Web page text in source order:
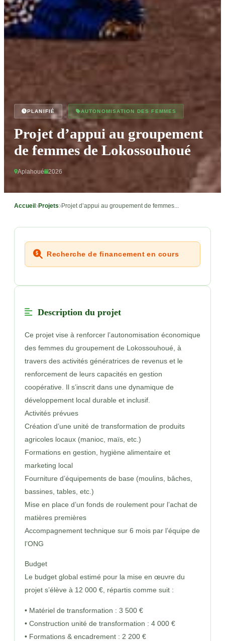
PLANIFIÉ AUTONOMISATION DES FEMMES
Projet d’appui au groupement
de femmes de Lokossouhoué
Aplahoué 2026
Accueil Projets Projet d’appui au groupement de femmes...
Recherche de financement en cours
Description du projet
Ce projet vise à renforcer l’autonomisation économique
des femmes du groupement de Lokossouhoué, à
travers des activités génératrices de revenus et le
renforcement de leurs capacités en gestion
coopérative. Il s’inscrit dans une dynamique de
développement local durable et inclusif.
Activités prévues
Création d’une unité de transformation de produits
agricoles locaux (manioc, maïs, etc.)
Formations en gestion, hygiène alimentaire et
marketing local
Fourniture d’équipements de base (moulins, bâches,
bassines, tables, etc.)
Mise en place d’un fonds de roulement pour l’achat de
matières premières
Accompagnement technique sur 6 mois par l’équipe de
l’ONG
Budget
Le budget global estimé pour la mise en œuvre du
projet s’élève à 12 000 €, répartis comme suit :
• Matériel de transformation : 3 500 €
• Construction unité de transformation : 4 000 €
• Formations & encadrement : 2 200 €